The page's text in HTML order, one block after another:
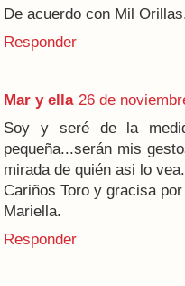
De acuerdo con Mil
Responder
Mar y ella 26 de
Soy y seré de la
pequeña...serán mis
mirada de quién asi lo
Cariños Toro y gracisa
Mariella.
Responder